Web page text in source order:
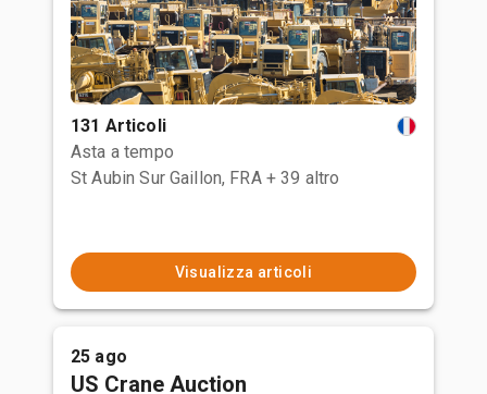
131 Articoli
Asta a tempo
St Aubin Sur Gaillon, FRA + 39 altro
Visualizza articoli
25 ago
US Crane Auction